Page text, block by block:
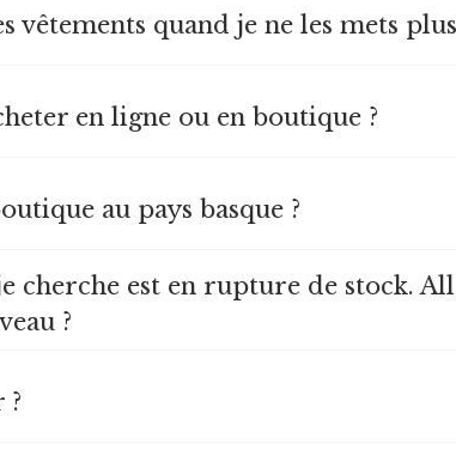
vêtements quand je ne les mets plus
en ligne ou en boutique ?
au pays basque ?
cherche est en rupture de stock.
?
?